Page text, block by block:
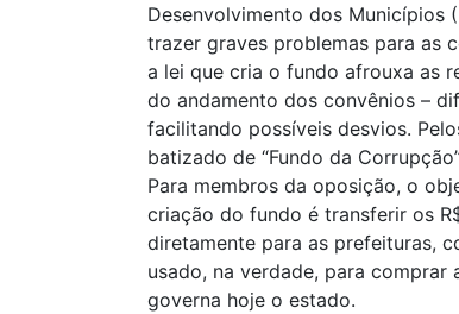
Desenvolvimento dos Municípios
trazer graves problemas para as
a lei que cria o fundo afrouxa as
do andamento dos convênios –
facilitando possíveis desvios.
batizado de “Fundo da
Para membros da oposição, o
criação do fundo é transferir os
diretamente para as prefeituras,
usado, na verdade, para
governa hoje o estado.